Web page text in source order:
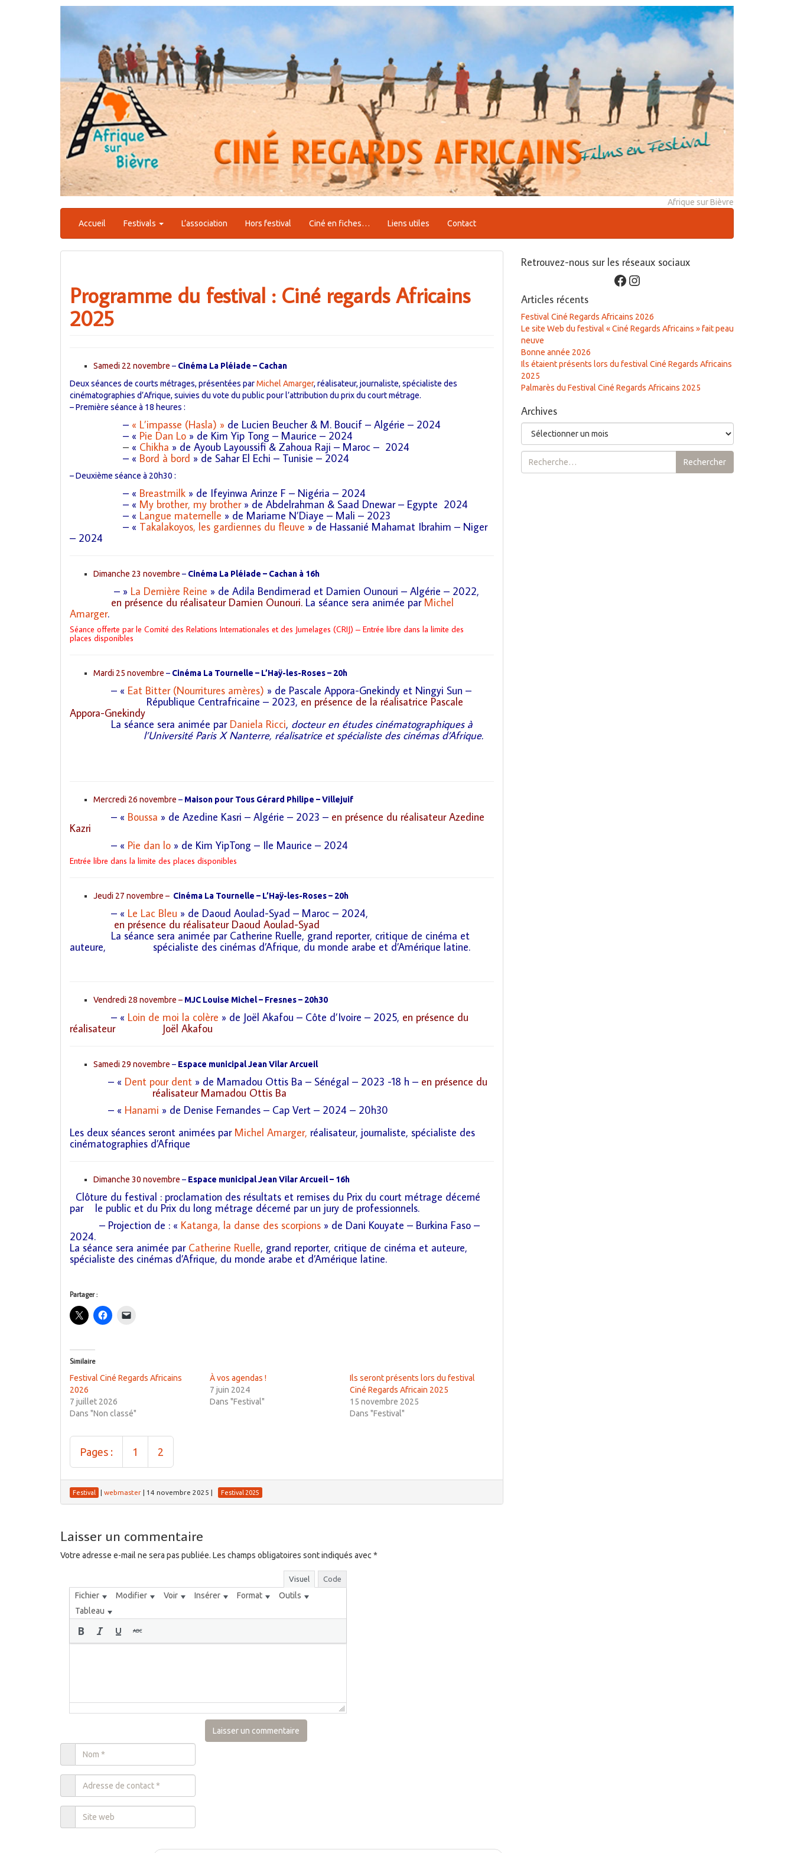
Afrique sur Bièvre
Accueil Festivals L’association Hors festival Ciné en fiches… Liens utiles Contact
Programme du festival : Ciné regards Africains
2025
Samedi 22 novembre – Cinéma La Pléiade – Cachan
Deux séances de courts métrages, présentées parMichel Amarger, réalisateur, journaliste, spécialiste des
cinématographies d’Afrique, suivies du vote du public pour l’attribution du prix du court métrage.
– Première séance à 18 heures :
– « L’impasse (Hasla) » de Lucien Beucher & M. Boucif – Algérie – 2024
– « Pie Dan Lo » de Kim Yip Tong – Maurice – 2024
– « Chikha » de Ayoub Layoussifi & Zahoua Raji – Maroc – 2024
– « Bord à bord » de Sahar El Echi – Tunisie – 2024
– Deuxième séance à 20h30 :
– « Breastmilk » de Ifeyinwa Arinze F – Nigéria – 2024
– « My brother, my brother» de Abdelrahman & Saad Dnewar – Egypte 2024
– « Langue maternelle » de Mariame N’Diaye – Mali – 2023
– « Takalakoyos, les gardiennes du fleuve » de Hassanié Mahamat Ibrahim – Niger
– 2024
Dimanche 23 novembre – Cinéma La Pléiade – Cachan à 16h
– » La Dernière Reine » de Adila Bendimerad et Damien Ounouri – Algérie – 2022,
en présence du réalisateur Damien Ounouri. La séance sera animée par Michel
Amarger.
Séance offerte par le Comité des Relations Internationales et des Jumelages (CRIJ) – Entrée libre dans la limite des
places disponibles
Mardi 25 novembre – Cinéma La Tournelle – L’Haÿ-les-Roses – 20h
– « Eat Bitter (Nourritures amères) » de Pascale Appora-Gnekindy et Ningyi Sun –
République Centrafricaine – 2023, en présence de la réalisatrice Pascale
Appora-Gnekindy
La séance sera animée par Daniela Ricci, docteur en études cinématographiques à
l’Université Paris X Nanterre, réalisatrice et spécialiste des cinémas d’Afrique.
Mercredi 26 novembre – Maison pour Tous Gérard Philipe – Villejuif
– « Boussa » de Azedine Kasri – Algérie – 2023 – en présence du réalisateur Azedine
Kazri
– « Pie dan lo » de Kim YipTong – Ile Maurice – 2024
Entrée libre dans la limite des places disponibles
Jeudi 27 novembre – Cinéma La Tournelle – L’Haÿ-les-Roses – 20h
– « Le Lac Bleu » de Daoud Aoulad-Syad – Maroc – 2024,
en présence du réalisateur Daoud Aoulad-Syad
La séance sera animée par Catherine Ruelle, grand reporter, critique de cinéma et
auteure, spécialiste des cinémas d’Afrique, du monde arabe et d’Amérique latine.
Vendredi 28 novembre – MJC Louise Michel – Fresnes – 20h30
– « Loin de moi la colère » de Joël Akafou – Côte d’Ivoire – 2025, en présence du
réalisateur
Joël Akafou
Samedi 29 novembre – Espace municipal Jean Vilar Arcueil
– « Dent pour dent » de Mamadou Ottis Ba – Sénégal – 2023 -18 h – en présence du
réalisateur Mamadou Ottis Ba
– « Hanami » de Denise Fernandes – Cap Vert – 2024 – 20h30
Les deux séances seront animées par Michel Amarger, réalisateur, journaliste, spécialiste des
cinématographies d’Afrique
Dimanche 30 novembre – Espace municipal Jean Vilar Arcueil – 16h
Clôture du festival : proclamation des résultats et remises du Prix du court métrage décerné
par le public et du Prix du long métrage décerné par un jury de professionnels.
– Projection de : « Katanga, la danse des scorpions » de Dani Kouyate – Burkina Faso –
2024.
La séance sera animée par Catherine Ruelle, grand reporter, critique de cinéma et auteure,
spécialiste des cinémas d’Afrique, du monde arabe et d’Amérique latine.
Partager :
Similaire
Festival Ciné Regards Africains
2026
7 juillet 2026
Dans "Non classé"
À vos agendas !
7 juin 2024
Dans "Festival"
Ils seront présents lors du festival
Ciné Regards Africain 2025
15 novembre 2025
Dans "Festival"
Pages : 1 2
Festival | webmaster | 14 novembre 2025 | Festival 2025
Laisser un commentaire
Votre adresse e-mail ne sera pas publiée. Les champs obligatoires sont indiqués avec *
Visuel Code
Fichier Modifier Voir Insérer Format
Outils
Tableau
Retrouvez-nous sur les réseaux sociaux
Facebook
Instagram
Articles récents
Festival Ciné Regards Africains 2026
Le site Web du festival « Ciné Regards Africains » fait peau
neuve
Bonne année 2026
Ils étaient présents lors du festival Ciné Regards Africains
2025
Palmarès du Festival Ciné Regards Africains 2025
Archives
Archives
Rechercher :
Rechercher